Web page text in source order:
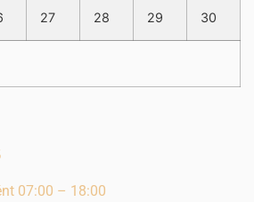
27 28 29 30
07:00 – 18:00